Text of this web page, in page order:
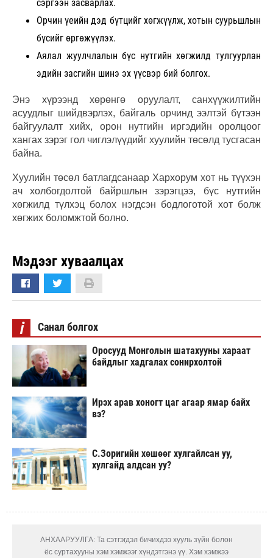
сэргээн засварлах.
Орчин үеийн дэд бүтцийг хөгжүүлж, хотын суурьшлын
бүсийг өргөжүүлэх.
Аялал жуулчлалын бүс нутгийн хөгжилд тулгуурлан
эдийн засгийн шинэ эх үүсвэр бий болгох.
Энэ хүрээнд хөрөнгө оруулалт, санхүүжилтийн
асуудлыг шийдвэрлэх, байгаль орчинд ээлтэй бүтээн
байгуулалт хийх, орон нутгийн иргэдийн оролцоог
хангах зэрэг гол чиглэлүүдийг хуулийн төсөлд тусгасан
байна.
Хуулийн төсөл батлагдсанаар Хархорум хот нь түүхэн
ач холбогдолтой байршлын зэрэгцээ, бүс нутгийн
хөгжилд түлхэц болох нэгдсэн бодлоготой хот болж
хөгжих боломжтой болно.
Мэдээг хуваалцах
i Санал болгох
Оросууд Монголын шатахууны хараат
байдлыг хадгалах сонирхолтой
Ирэх арав хоногт цаг агаар ямар байх
вэ?
С.Зоригийн хөшөөг хулгайлсан уу,
хулгайд алдсан уу?
АНХААРУУЛГА: Та сэтгэгдэл бичихдээ хууль зүйн болон
ёс суртахууны хэм хэмжээг хүндэтгэнэ үү. Хэм хэмжээ